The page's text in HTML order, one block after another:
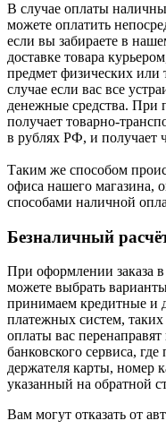
В случае оплаты
можете оплатить
если вы забираете в
доставке товара
предмет физических
случае если вас все
денежные средства. При
получает товарно-
в рублях РФ, и получает
Таким же способом
офиса нашего магазина,
способами наличной
Безналичный
При оформлении заказа
можете выбрать
принимаем кредитные и
платежных систем,
оплаты вас
банковского сервиса,
держателя карты, номер
указанный на обратной
Вам могут отказать от